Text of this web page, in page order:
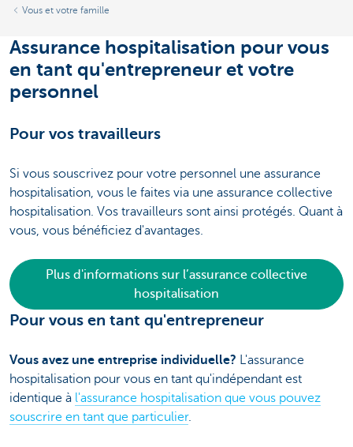
Vous et votre famille
Assurance hospitalisation pour vous
en tant qu'entrepreneur et votre
personnel
Pour vos travailleurs
Si vous souscrivez pour votre personnel une assurance
hospitalisation, vous le faites via une assurance collective
hospitalisation. Vos travailleurs sont ainsi protégés. Quant à
vous, vous bénéficiez d'avantages.
Plus d'informations sur l’assurance collective
hospitalisation
Pour vous en tant qu'entrepreneur
Vous avez une entreprise individuelle? L'assurance
hospitalisation pour vous en tant qu'indépendant est
identique à l'assurance hospitalisation que vous pouvez
souscrire en tant que particulier.